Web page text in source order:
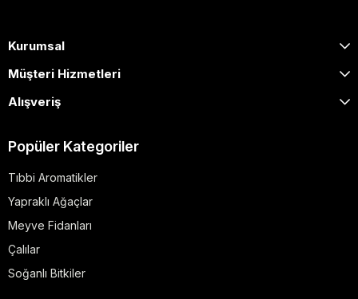
Kurumsal
Müşteri Hizmetleri
Alışveriş
Popüler Kategoriler
Tıbbi Aromatikler
Yapraklı Ağaçlar
Meyve Fidanları
Çalılar
Soğanlı Bitkiler